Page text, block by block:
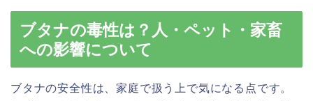
ブタナの毒性は？人・ペット・家畜
への影響について
ブタナの安全性は、家庭で扱う上で気になる点です。